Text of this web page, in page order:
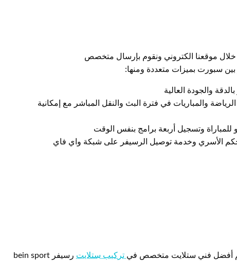
موقعنا الكتروني ونقوم بإرسال متخصص
سبورت بميزات متعددة ومنها:
والمباريات في فترة البث والنقل المباشر مع إمكانية
وتسجيل أربعة برامج بنفس الوقت
الأسري وخدمة توصيل الرسيفر على شبكة واي فاي
أفضل فني ستلايت متخصص في تركيب ستلايت
رسيفر bein sport